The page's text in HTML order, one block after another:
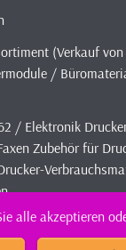
(Verkauf von
/
/ Elektronik
Zubehör für
Sortiment -
alle akzeptieren